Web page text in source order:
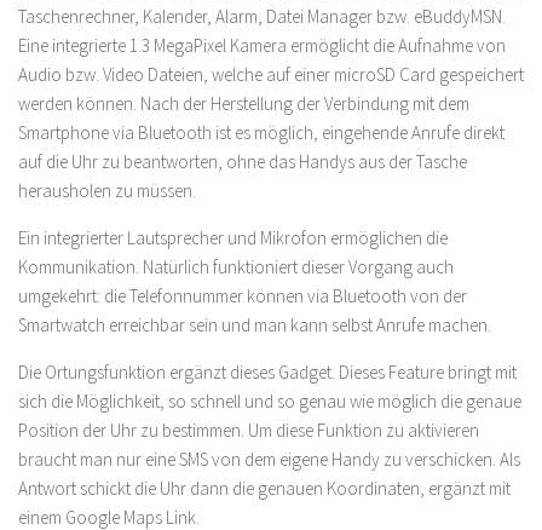
Taschenrechner, Kalender, Alarm, Datei Manager bzw. eBuddyMSN.
Eine integrierte 1.3 MegaPixel Kamera ermöglicht die Aufnahme von
Audio bzw. Video Dateien, welche auf einer microSD Card gespeichert
werden können. Nach der Herstellung der Verbindung mit dem
Smartphone via Bluetooth ist es möglich, eingehende Anrufe direkt
auf die Uhr zu beantworten, ohne das Handys aus der Tasche
herausholen zu müssen.
Ein integrierter Lautsprecher und Mikrofon ermöglichen die
Kommunikation. Natürlich funktioniert dieser Vorgang auch
umgekehrt: die Telefonnummer können via Bluetooth von der
Smartwatch erreichbar sein und man kann selbst Anrufe machen.
Die Ortungsfunktion ergänzt dieses Gadget. Dieses Feature bringt mit
sich die Möglichkeit, so schnell und so genau wie möglich die genaue
Position der Uhr zu bestimmen. Um diese Funktion zu aktivieren
braucht man nur eine SMS von dem eigene Handy zu verschicken. Als
Antwort schickt die Uhr dann die genauen Koordinaten, ergänzt mit
einem Google Maps Link.